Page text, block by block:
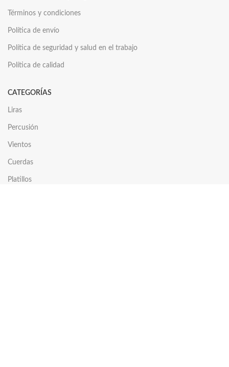
Términos y condiciones
Política de envío
Política de seguridad y salud en el trabajo
Política de calidad
CATEGORÍAS
Liras
Percusión
Vientos
Cuerdas
Platillos